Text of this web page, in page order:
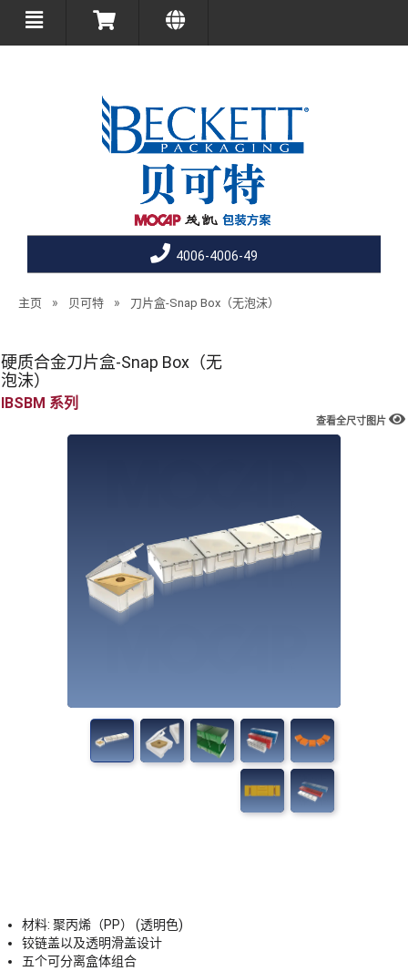
4006-4006-49
主页 » 贝可特 » 刀片盒-Snap Box（无泡沫）
硬质合金刀片盒-Snap Box（无
泡沫）
IBSBM
查看全尺寸图片
材料: 聚丙烯（PP） (透明色)
铰链盖以及透明滑盖设计
五个可分离盒体组合